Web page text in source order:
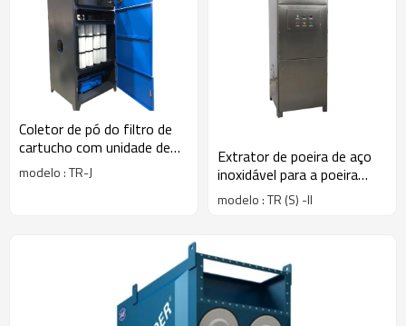
Coletor de pó do filtro de
cartucho com unidade de
filtro de tremonha de pó
modelo : TR-J
Extrator de poeira de aço
inoxidável para a poeira
corrosiva / sala de limpeza
farmacêutica / fábrica
modelo : TR (S) -II